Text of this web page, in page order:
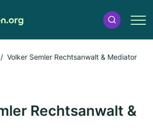
Volker Semler Rechtsanwalt & Mediator
Rechtsanwalt &